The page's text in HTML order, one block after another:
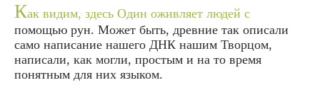
Как видим, здесь Один оживляет людей с
помощью рун. Может быть, древние так описали
само написание нашего ДНК нашим Творцом,
написали, как могли, простым и на то время
понятным для них языком.